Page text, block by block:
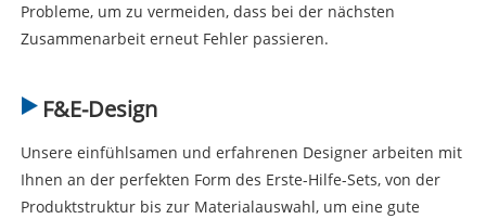
Probleme, um zu vermeiden, dass bei der nächsten
Zusammenarbeit erneut Fehler passieren.
F&E-Design
Unsere einfühlsamen und erfahrenen Designer arbeiten mit
Ihnen an der perfekten Form des Erste-Hilfe-Sets, von der
Produktstruktur bis zur Materialauswahl, um eine gute